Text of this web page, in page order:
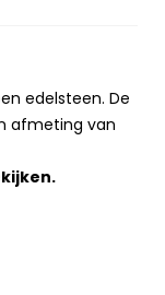
edelsteen. De
afmeting van